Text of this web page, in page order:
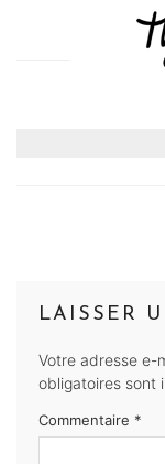
LAISSER
Votre adresse e-
obligatoires sont
Commentaire *